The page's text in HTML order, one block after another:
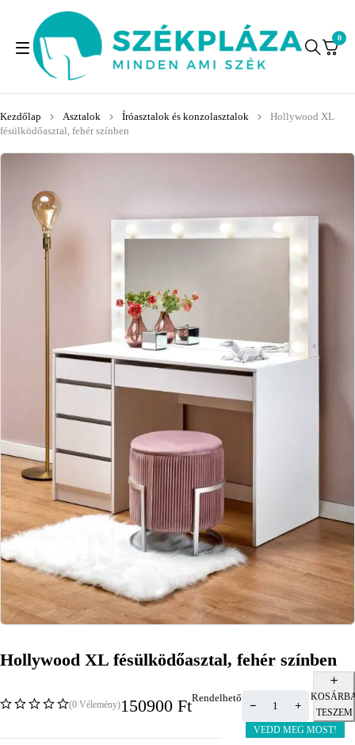
0
Kezdőlap Asztalok Íróasztalok és konzolasztalok
Hollywood XL
fésülködőasztal, fehér színben
Hollywood XL fésülködőasztal, fehér színben
(0 Vélemény)150900 FtRendelhető
TESZEM
VEDD MEG MOST!